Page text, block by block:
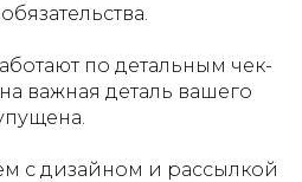
по детальным чек-
важная деталь вашего
с дизайном и рассылкой